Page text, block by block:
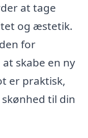
at tage
og æstetik.
for
skabe en ny
er praktisk,
til din